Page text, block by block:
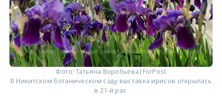
Фото: Татьяна Воробьёва|ForPost
В Никитском ботаническом саду выставка ирисов открылась
в 21-й раз.